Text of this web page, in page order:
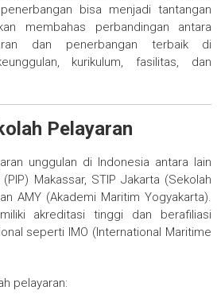
bisa menjadi tantangan
membahas perbandingan antara
dan penerbangan terbaik di
kurikulum, fasilitas, dan
Pelayaran
unggulan di Indonesia antara lain
Makassar, STIP Jakarta (Sekolah
AMY (Akademi Maritim Yogyakarta).
akreditasi tinggi dan berafiliasi
seperti IMO (International Maritime
pelayaran: